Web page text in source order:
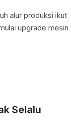
alur produksi ikut
upgrade mesin
Selalu